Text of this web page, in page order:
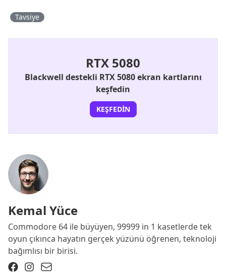
Tavsiye
RTX 5080
Blackwell destekli RTX 5080 ekran kartlarını
keşfedin
KEŞFEDIN
Kemal Yüce
Commodore 64 ile büyüyen, 99999 in 1 kasetlerde tek
oyun çıkınca hayatın gerçek yüzünü öğrenen, teknoloji
bağımlısı bir birisi.